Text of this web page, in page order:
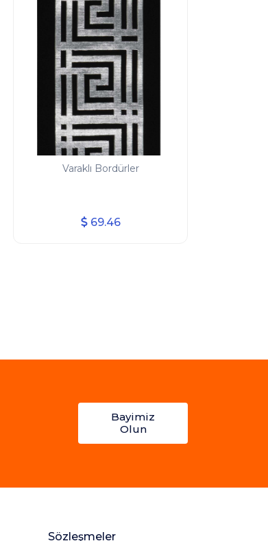
Varaklı Bordürler
69.46
Bayimiz
Olun
Sözleşmeler